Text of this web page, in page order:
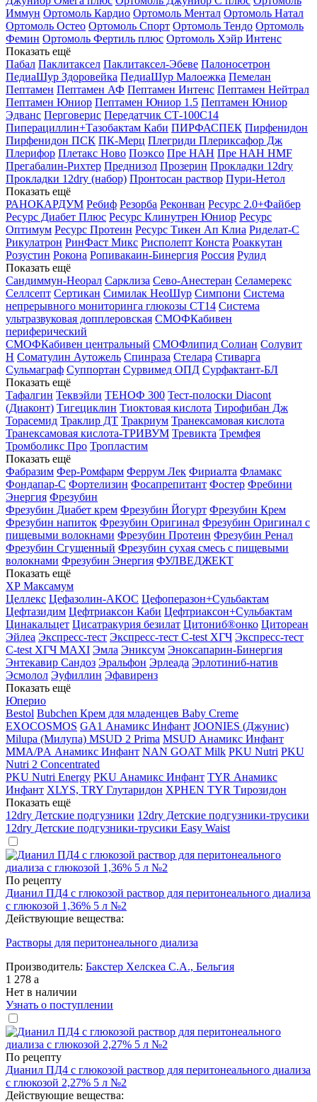
Иммун Ортомоль Кардио Ортомоль Ментал Ортомоль Натал
Ортомоль Остео Ортомоль Спорт Ортомоль Тендо Ортомоль
Фемин Ортомоль Фертиль плюс Ортомоль Хэйр Интенс
Показать ещё
Пабал Паклитаксел Паклитаксел-Эбеве Палоносетрон
ПедиаШур Здоровейка ПедиаШур Малоежка Пемелан
Пептамен Пептамен АФ Пептамен Интенс Пептамен Нейтрал
Пептамен Юниор Пептамен Юниор 1.5 Пептамен Юниор
Эдванс Перговерис Передатчик СТ-100С14
Пиперациллин+Тазобактам Каби ПИРФАСПЕК Пирфенидон
Пирфенидон ПСК ПК-Мерц Плегриди Плериксафор Дж
Плерифор Плетакс Ново Поэксо Пре НАН Пре НАН HMF
Прегабалин-Рихтер Преднизол Прозерин Прокладки 12dry
Прокладки 12dry (набор) Пронтосан раствор Пури-Нетол
Показать ещё
РАНОКАРДУМ Ребиф Резорба Реконван Ресурс 2.0+Файбер
Ресурс Диабет Плюс Ресурс Клинутрен Юниор Ресурс
Оптимум Ресурс Протеин Ресурс Тикен Ап Клиа Риделат-С
Рикулатрон РинФаст Микс Рисполепт Конста Роаккутан
Розустин Рокона Ропивакаин-Бинергия Россия Рулид
Показать ещё
Сандиммун-Неорал Сарклиза Сево-Анестеран Селамерекс
Селлсепт Сертикан Симилак НеоШур Симпони Система
непрерывного мониторинга глюкозы СТ14 Система
ультразвуковая допплеровская СМОФКабивен
периферический
СМОФКабивен центральный СМОФлипид Солиан Солувит
Н Соматулин Аутожель Спинраза Стелара Стиварга
Сульмаграф Суппортан Сурвимед ОПД Сурфактант-БЛ
Показать ещё
Тафалгин Теквэйли ТЕНОФ 300 Тест-полоски Diacont
(Диаконт) Тигециклин Тиоктовая кислота Тирофибан Дж
Торасемид Траклир ДТ Тракриум Транексамовая кислота
Транексамовая кислота-ТРИВУМ Тревикта Тремфея
Тромболикс Про Тропластим
Показать ещё
Фабразим Фер-Ромфарм Феррум Лек Фириалта Фламакс
Фондапар-С Фортелизин Фосапрепитант Фостер Фребини
Энергия Фрезубин
Фрезубин Диабет крем Фрезубин Йогурт Фрезубин Крем
Фрезубин напиток Фрезубин Оригинал Фрезубин Оригинал с
пищевыми волокнами Фрезубин Протеин Фрезубин Ренал
Фрезубин Сгущенный Фрезубин сухая смесь с пищевыми
волокнами Фрезубин Энергия ФУЛВЕДЖЕКТ
Показать ещё
ХР Максамум
Целлекс Цефазолин-АКОС Цефоперазон+Сульбактам
Цефтазидим Цефтриаксон Каби Цефтриаксон+Сульбактам
Цинакальцет Цисатракурия безилат Цитониб®онко Цитореан
Эйлеа Экспресс-тест Экспресс-тест C-test ХГЧ Экспресс-тест
C-test ХГЧ MAXI Эмла Эниксум Эноксапарин-Бинергия
Энтекавир Сандоз Эральфон Эрлеада Эрлотиниб-натив
Эсмолол Эуфиллин Эфавиренз
Показать ещё
Юперио
Bestol Bubchen Крем для младенцев Baby Creme
EXOCOSMOS GA1 Анамикс Инфант JOONIES (Джунис)
Milupa (Милупа) MSUD 2 Prima MSUD Анамикс Инфант
MМА/PА Анамикс Инфант NAN GOAT Milk PKU Nutri PKU
Nutri 2 Concentrated
PKU Nutri Energy PKU Анамикс Инфант TYR Анамикс
Инфант XLYS, TRY Глутаридон XPHEN TYR Тирозидон
Показать ещё
12dry Детские подгузники 12dry Детские подгузники-трусики
12dry Детские подгузники-трусики Easy Waist
По рецепту
Дианил ПД4 с глюкозой раствор для перитонеального диализа
с глюкозой 1,36% 5 л №2
Действующие вещества:
Растворы для перитонеального диализа
Производитель: Бакстер Хелскеа С.А., Бельгия
1 278 a
Нет в наличии
Узнать о поступлении
По рецепту
Дианил ПД4 с глюкозой раствор для перитонеального диализа
с глюкозой 2,27% 5 л №2
Действующие вещества: